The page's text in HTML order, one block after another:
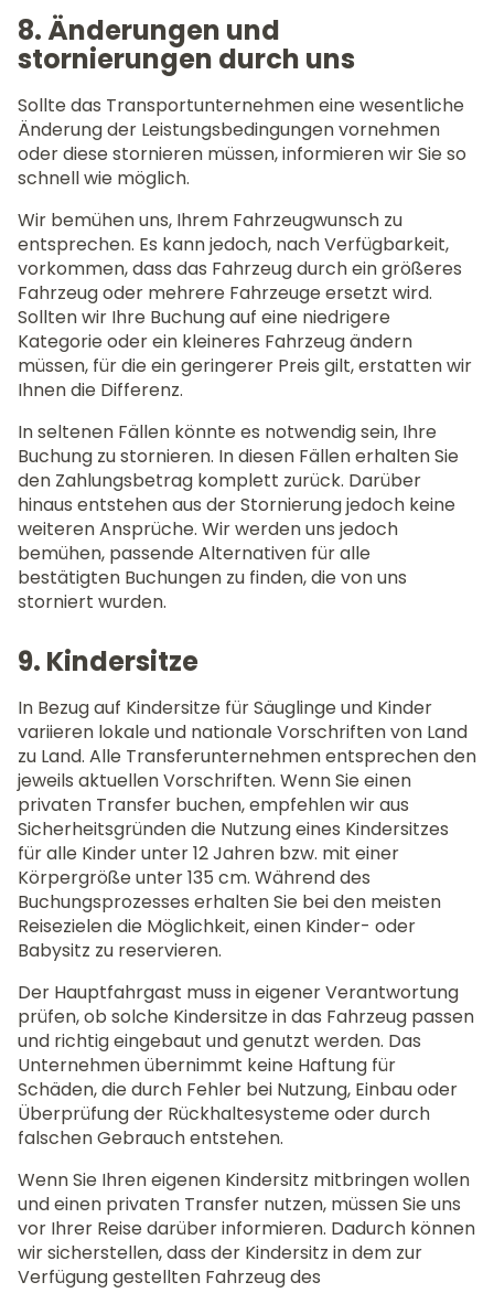
8. Änderungen und
stornierungen durch uns
Sollte das Transportunternehmen eine wesentliche
Änderung der Leistungsbedingungen vornehmen
oder diese stornieren müssen, informieren wir Sie so
schnell wie möglich.
Wir bemühen uns, Ihrem Fahrzeugwunsch zu
entsprechen. Es kann jedoch, nach Verfügbarkeit,
vorkommen, dass das Fahrzeug durch ein größeres
Fahrzeug oder mehrere Fahrzeuge ersetzt wird.
Sollten wir Ihre Buchung auf eine niedrigere
Kategorie oder ein kleineres Fahrzeug ändern
müssen, für die ein geringerer Preis gilt, erstatten wir
Ihnen die Differenz.
In seltenen Fällen könnte es notwendig sein, Ihre
Buchung zu stornieren. In diesen Fällen erhalten Sie
den Zahlungsbetrag komplett zurück. Darüber
hinaus entstehen aus der Stornierung jedoch keine
weiteren Ansprüche. Wir werden uns jedoch
bemühen, passende Alternativen für alle
bestätigten Buchungen zu finden, die von uns
storniert wurden.
9. Kindersitze
In Bezug auf Kindersitze für Säuglinge und Kinder
variieren lokale und nationale Vorschriften von Land
zu Land. Alle Transferunternehmen entsprechen den
jeweils aktuellen Vorschriften. Wenn Sie einen
privaten Transfer buchen, empfehlen wir aus
Sicherheitsgründen die Nutzung eines Kindersitzes
für alle Kinder unter 12 Jahren bzw. mit einer
Körpergröße unter 135 cm. Während des
Buchungsprozesses erhalten Sie bei den meisten
Reisezielen die Möglichkeit, einen Kinder- oder
Babysitz zu reservieren.
Der Hauptfahrgast muss in eigener Verantwortung
prüfen, ob solche Kindersitze in das Fahrzeug passen
und richtig eingebaut und genutzt werden. Das
Unternehmen übernimmt keine Haftung für
Schäden, die durch Fehler bei Nutzung, Einbau oder
Überprüfung der Rückhaltesysteme oder durch
falschen Gebrauch entstehen.
Wenn Sie Ihren eigenen Kindersitz mitbringen wollen
und einen privaten Transfer nutzen, müssen Sie uns
vor Ihrer Reise darüber informieren. Dadurch können
wir sicherstellen, dass der Kindersitz in dem zur
Verfügung gestellten Fahrzeug des